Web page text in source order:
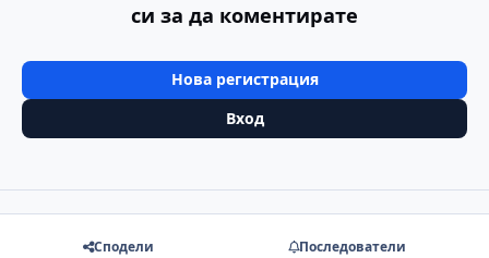
си за да коментирате
Нова регистрация
Вход
Сподели Последователи